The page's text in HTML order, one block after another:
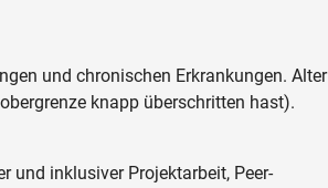
und chronischen Erkrankungen. Alter
knapp überschritten hast).
und inklusiver Projektarbeit, Peer-